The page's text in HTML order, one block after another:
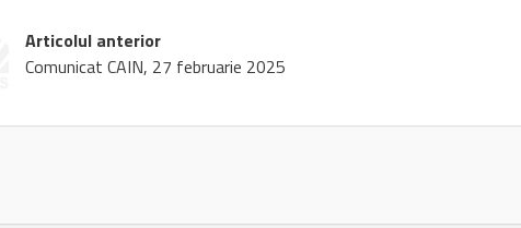
Articolul anterior
Comunicat CAIN, 27 februarie 2025